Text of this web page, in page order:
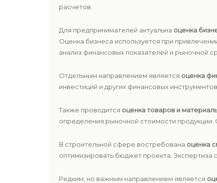
расчетов.
Для предпринимателей актуальна оценка
Оценка бизнеса используется при
анализ финансовых показателей и рыночной
Отдельным направлением является оценка
инвестиций и других финансовых
Также проводится оценка товаров и
определения рыночной стоимости продукции.
В строительной сфере востребована оценка
оптимизировать бюджет проекта. Экспертиза
Редким, но важным направлением является